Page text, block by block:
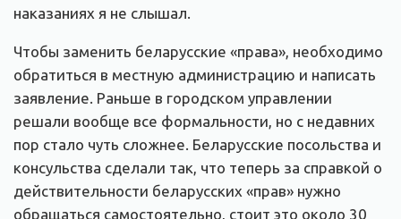
наказаниях я не слышал.
Чтобы заменить беларусские «права», необходимо
обратиться в местную администрацию и написать
заявление. Раньше в городском управлении
решали вообще все формальности, но с недавних
пор стало чуть сложнее. Беларусские посольства и
консульства сделали так, что теперь за справкой о
действительности беларусских «прав» нужно
обращаться самостоятельно, стоит это около 30